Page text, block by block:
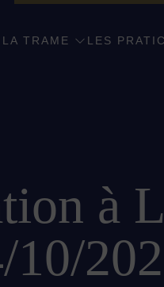
LA TRAME LES
à
10/